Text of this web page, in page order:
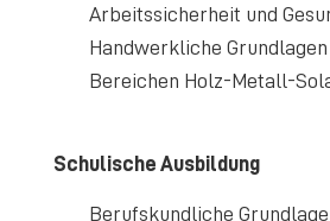
Arbeitssicherheit und
Handwerkliche Grundlagen
Bereichen Holz-Metall-
Schulische Ausbildung
Berufskundliche